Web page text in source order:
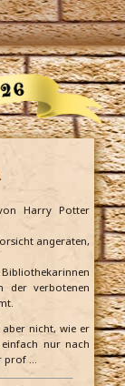
Harry Potter
angeraten,
der verbotenen
nicht, wie er
nur nach
prof …